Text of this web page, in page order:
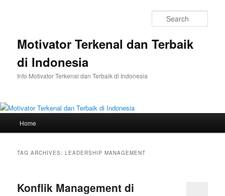
Motivator Terkenal dan Terbaik
di Indonesia
Info Motivator Terkenal dan Terbaik di Indonesia
Home
TAG ARCHIVES:LEADERSHIP MANAGEMENT
Konflik Management di